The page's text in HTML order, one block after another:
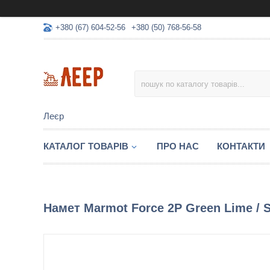
+380 (67) 604-52-56 +380 (50) 768-56-58
Леєр
КАТАЛОГ ТОВАРІВ ПРО НАС КОНТАКТИ
Намет Marmot Force 2P Green Lime /